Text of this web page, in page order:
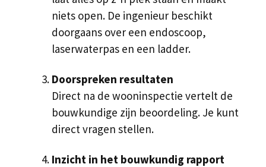
niets open. De ingenieur beschikt
doorgaans over een endoscoop,
laserwaterpas en een ladder.
Doorspreken resultaten
Direct na de wooninspectie vertelt de
bouwkundige zijn beoordeling. Je kunt
direct vragen stellen.
Inzicht in het bouwkundig rapport